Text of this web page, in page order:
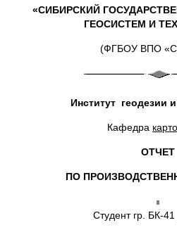
«СИБИРСКИЙ
ГЕОСИСТЕМ И
(ФГБОУ ВПО
Институт геодезии
Кафедра
ОТЧЕТ
ПО
Студент гр. БК-